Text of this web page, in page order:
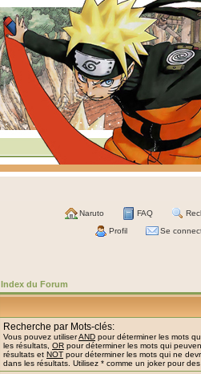
Naruto FAQ
Profil Se
Index du Forum
Recherche par Mots-clés:
Vous pouvez utiliserAND pour déterminer les mots
les résultats, OR pour déterminer les mots qui
résultats et NOT pour déterminer les mots qui ne
dans les résultats. Utilisez * comme un joker pour